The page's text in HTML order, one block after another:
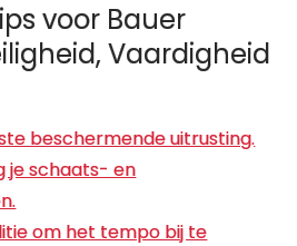
voor Bauer
Vaardigheid
beschermende uitrusting.
je schaats- en
om het tempo bij te